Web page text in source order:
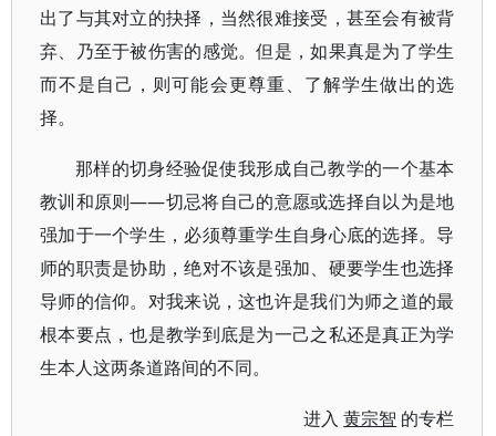
出了与其对立的抉择，当然很难接受，甚至会有被背
弃、乃至于被伤害的感觉。但是，如果真是为了学生
而不是自己，则可能会更尊重、了解学生做出的选
择。
那样的切身经验促使我形成自己教学的一个基本
教训和原则——切忌将自己的意愿或选择自以为是地
强加于一个学生，必须尊重学生自身心底的选择。导
师的职责是协助，绝对不该是强加、硬要学生也选择
导师的信仰。对我来说，这也许是我们为师之道的最
根本要点，也是教学到底是为一己之私还是真正为学
生本人这两条道路间的不同。
进入黄宗智 的专栏